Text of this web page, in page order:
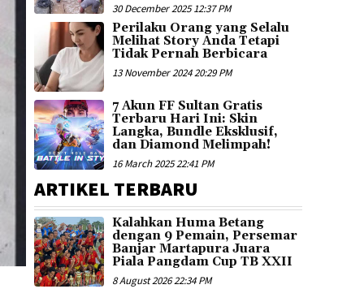
30 December 2025 12:37 PM
Perilaku Orang yang Selalu
Melihat Story Anda Tetapi
Tidak Pernah Berbicara
13 November 2024 20:29 PM
7 Akun FF Sultan Gratis
Terbaru Hari Ini: Skin
Langka, Bundle Eksklusif,
dan Diamond Melimpah!
16 March 2025 22:41 PM
ARTIKEL TERBARU
Kalahkan Huma Betang
dengan 9 Pemain, Persemar
Banjar Martapura Juara
Piala Pangdam Cup TB XXII
8 August 2026 22:34 PM